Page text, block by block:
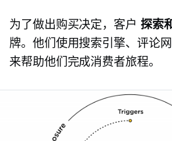
为了做出购买决定，客户 探索
牌。他们使用搜索引擎、评论
来帮助他们完成消费者旅程。